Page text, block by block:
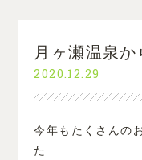
月ヶ瀬温泉
2020.12.29
今年もたくさんの
た